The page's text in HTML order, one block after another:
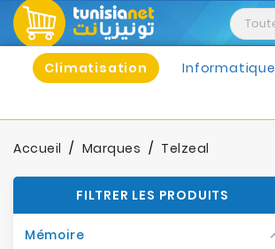
Climatisation Informatique
Accueil Marques Telzeal
FILTRER LES PRODUITS
Mémoire